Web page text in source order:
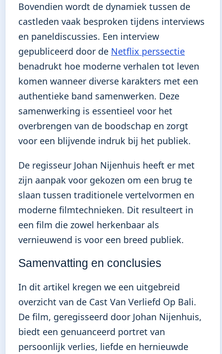
Bovendien wordt de dynamiek tussen de
castleden vaak besproken tijdens interviews
en paneldiscussies. Een interview
gepubliceerd door de Netflix perssectie
benadrukt hoe moderne verhalen tot leven
komen wanneer diverse karakters met een
authentieke band samenwerken. Deze
samenwerking is essentieel voor het
overbrengen van de boodschap en zorgt
voor een blijvende indruk bij het publiek.
De regisseur Johan Nijenhuis heeft er met
zijn aanpak voor gekozen om een brug te
slaan tussen traditionele vertelvormen en
moderne filmtechnieken. Dit resulteert in
een film die zowel herkenbaar als
vernieuwend is voor een breed publiek.
Samenvatting en conclusies
In dit artikel kregen we een uitgebreid
overzicht van de Cast Van Verliefd Op Bali.
De film, geregisseerd door Johan Nijenhuis,
biedt een genuanceerd portret van
persoonlijk verlies, liefde en hernieuwde